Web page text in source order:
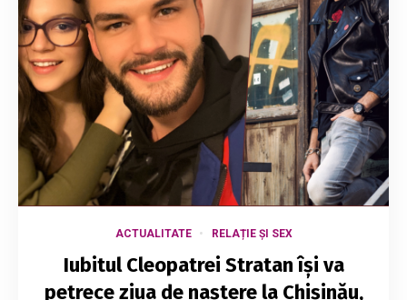
ACTUALITATE RELAȚIE ȘI SEX
Iubitul Cleopatrei Stratan își va
petrece ziua de naștere la Chișinău,